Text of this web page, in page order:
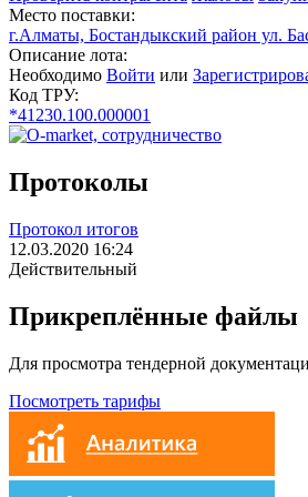
Место поставки:
г.Алматы, Бостандыкский район ул.
Описание лота:
Необходимо Войти или
Код ТРУ:
*41230.100.000001
Протоколы
Протокол итогов
12.03.2020 16:24
Действительный
Прикреплённые файлы
Для просмотра тендерной
Посмотреть тарифы